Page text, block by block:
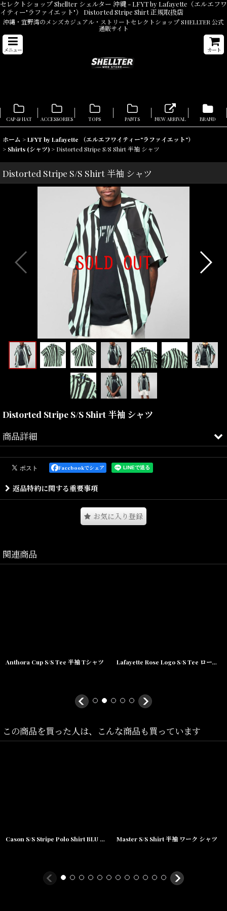
セレクトショップ Shellter シェルター 沖縄 - LFYT by Lafayette（エルエフワ
イティー"ラファイエット"） Distorted Stripe Shirt 正規取扱店
沖縄・宜野湾のメンズカジュアル・ストリートセレクトショップ SHELLTER 公式
通販サイト
メニュー カート
CAP & HAT ACCESSORIES TOPS PANTS NEW ARRIVAL BRAND
ホーム >LFYT by Lafayette （エルエフワイティー"ラファイエット"）
> Shirts (シャツ) > Distorted Stripe S/S Shirt 半袖 シャツ
Distorted Stripe S/S Shirt 半袖 シャツ
Distorted Stripe S/S Shirt 半袖 シャツ
商品詳細
歪みがかった縞模様の独特なストライプパターンを落とし込んだ開
襟シャツ。
ゴがデザイン。
胸のポケットにはピスネームを付属。
春夏らしい軽く着心地の良い生地感のレーヨン素材を使用。
素材/レーヨン100％
Facebookでシェア
返品特約に関する重要事項
お気に入り登録
関連商品
Anthora Cup S/S Tee 半袖 Tシャツ Lafayette Rose Logo S/S Tee ローズ ロゴ 半袖 Tシャツ
この商品を買った人は、こんな商品も買っています
Cason S/S Stripe Polo Shirt BLU ボーダー 半袖 ポロ シャツ Master S/S Shirt 半袖 ワーク シャツ